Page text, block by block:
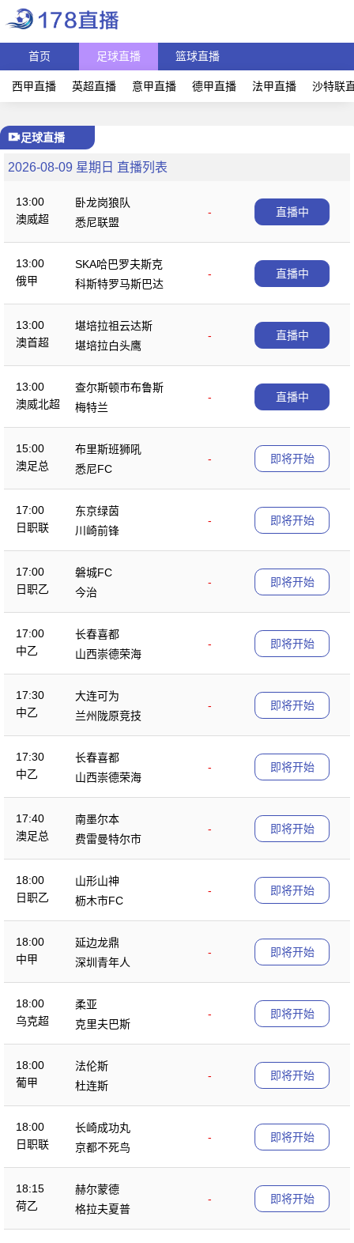
首页 足球直播 篮球直播
西甲直播 英超直播 意甲直播 德甲直播 法甲直播 沙特联
足球直播
2026-08-09 星期日 直播列表
13:00
澳威超
卧龙岗狼队
-
悉尼联盟
直播中
13:00
俄甲
SKA哈巴罗夫斯克
-
科斯特罗马斯巴达
直播中
13:00
澳首超
堪培拉祖云达斯
-
堪培拉白头鹰
直播中
13:00
澳威北超
查尔斯顿市布鲁斯
-
梅特兰
直播中
15:00
澳足总
布里斯班狮吼
-
悉尼FC
即将开始
17:00
日职联
东京绿茵
-
川崎前锋
即将开始
17:00
日职乙
磐城FC
-
今治
即将开始
17:00
中乙
长春喜都
-
山西崇德荣海
即将开始
17:30
中乙
大连可为
-
兰州陇原竞技
即将开始
17:30
中乙
长春喜都
-
山西崇德荣海
即将开始
17:40
澳足总
南墨尔本
-
费雷曼特尔市
即将开始
18:00
日职乙
山形山神
-
枥木市FC
即将开始
18:00
中甲
延边龙鼎
-
深圳青年人
即将开始
18:00
乌克超
柔亚
-
克里夫巴斯
即将开始
18:00
葡甲
法伦斯
-
杜连斯
即将开始
18:00
日职联
长崎成功丸
-
京都不死鸟
即将开始
18:15
荷乙
赫尔蒙德
-
格拉夫夏普
即将开始